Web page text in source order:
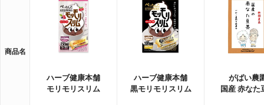
商品名
ハーブ健康本舗
モリモリスリム
ハーブ健康本舗
黒モリモリスリム
がばい農
国産 赤なた